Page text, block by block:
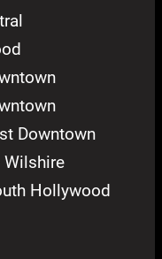
Downtown
Hollywood